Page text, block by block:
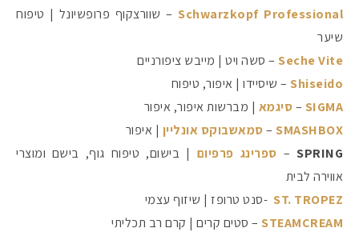
Schwarzkopf Professional– שוורצקוף פרופשיונל | טיפוח
שיער
Seche Vite – סשה ויט | מייבש ציפורניים
Shiseido – שיסיידו | איפור, טיפוח
SIGMA
–סיגמא | מברשות איפור, איפור
SMASHBOX
–סמאשבוקס אונליין | איפור
SPRING
– ספרינג פרפיום | בישום, טיפוח גוף, בישם ומוצרי
אווירה לבית
ST. TROPEZ -סנט טרופז | שיזוף עצמי
STEAMCREAM – סטים קרים | קרם רב תכליתי